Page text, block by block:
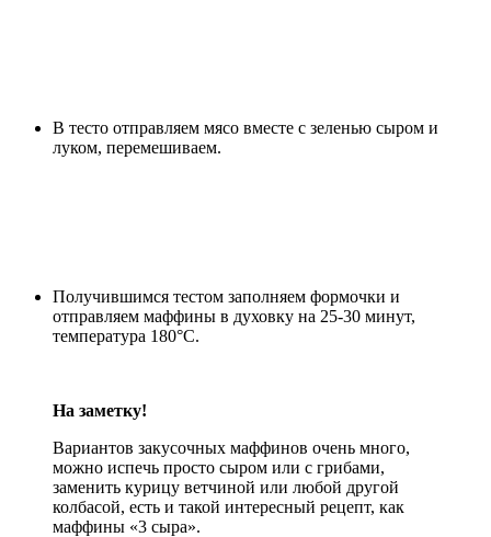
В тесто отправляем мясо вместе с зеленью сыром и
луком, перемешиваем.
Получившимся тестом заполняем формочки и
отправляем маффины в духовку на 25-30 минут,
температура 180°С.
На заметку!
Вариантов закусочных маффинов очень много,
можно испечь просто сыром или с грибами,
заменить курицу ветчиной или любой другой
колбасой, есть и такой интересный рецепт, как
маффины «3 сыра».